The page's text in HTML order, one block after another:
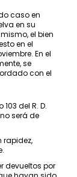
caso en
en su
el bien
en el
En el
se
con el
del R. D.
será de
rapidez,
devueltos por